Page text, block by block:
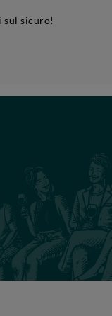
sul sicuro!